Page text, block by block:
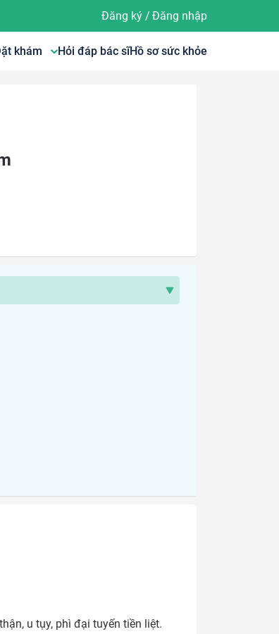
Đăng ký/ Đăng nhập
khám Hỏi đáp bác sĩHồ sơ sức khỏe
u tụy, phì đại tuyến tiền liệt.